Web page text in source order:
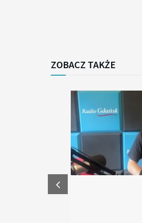
ZOBACZ TAKŻE